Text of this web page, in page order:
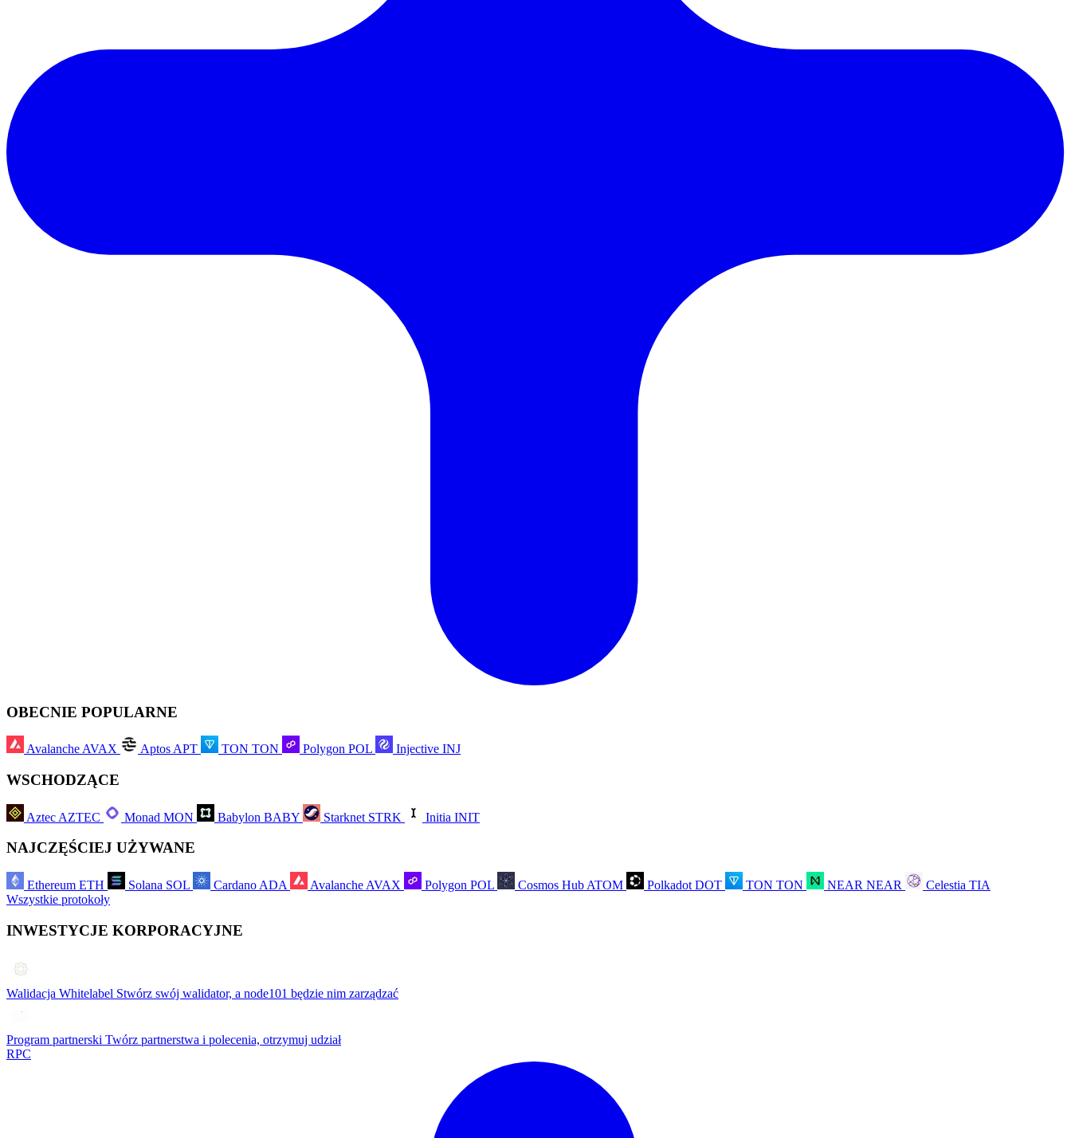
OBECNIE POPULARNE
Avalanche AVAX Aptos APT TON TON Polygon POL Injective INJ
WSCHODZĄCE
Aztec AZTEC Monad MON Babylon BABY Starknet STRK Initia INIT
NAJCZĘŚCIEJ UŻYWANE
Ethereum ETH Solana SOL Cardano ADA Avalanche AVAX Polygon POL Cosmos Hub ATOM Polkadot DOT TON TON NEAR NEAR Celestia TIA
Wszystkie protokoły
INWESTYCJE KORPORACYJNE
Walidacja Whitelabel Stwórz swój walidator, a node101 będzie nim zarządzać
Program partnerski Twórz partnerstwa i polecenia, otrzymuj udział
RPC